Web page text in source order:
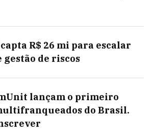
R$ 26 mi para escalar
gestão de riscos
lançam o primeiro
do Brasil.